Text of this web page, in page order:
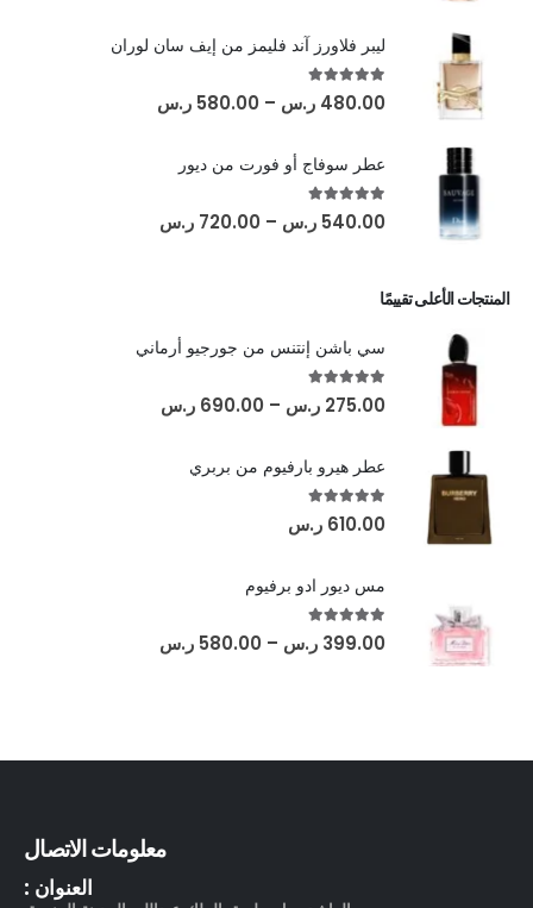
ليبر فلاورز آند فليمز من إيف سان لوران
5.00
out of 5
480.00 ر.س –
580.00 ر.س
عطر سوفاج أو فورت من ديور
5.00
out of 5
540.00 ر.س –
720.00 ر.س
المنتجات الأعلى تقييمًا
سي باشن إنتنس من جورجيو أرماني
5.00
out of 5
275.00 ر.س –
690.00 ر.س
عطر هيرو بارفيوم من بربري
5.00
out of 5
610.00 ر.س
مس ديور ادو برفيوم
5.00
out of 5
399.00 ر.س –
580.00 ر.س
معلومات الاتصال
العنوان :